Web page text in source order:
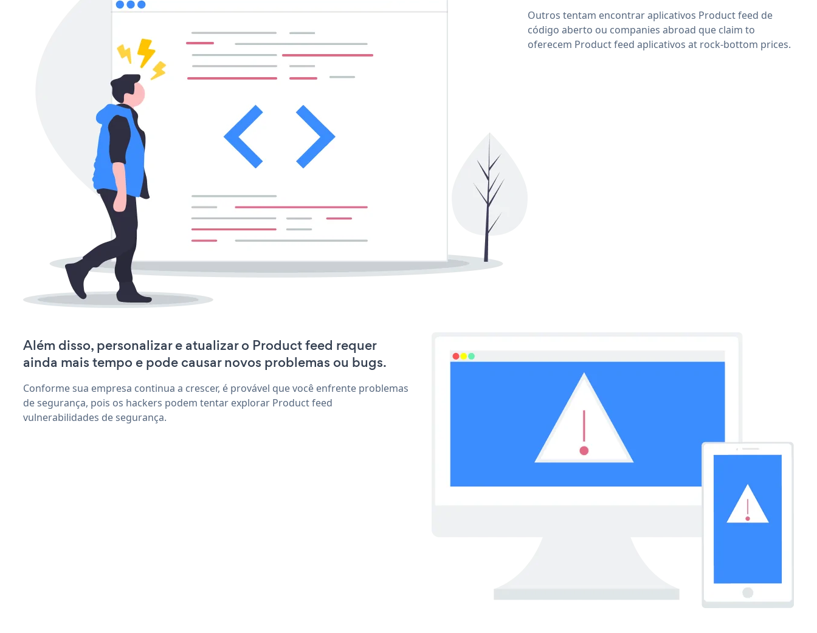
Outros tentam encontrar aplicativos Product feed de
código aberto ou companies abroad que claim to
oferecem Product feed aplicativos at rock-bottom prices.
Além disso, personalizar e atualizar o Product feed requer
ainda mais tempo e pode causar novos problemas ou bugs.
Conforme sua empresa continua a crescer, é provável que você enfrente problemas
de segurança, pois os hackers podem tentar explorar Product feed
vulnerabilidades de segurança.